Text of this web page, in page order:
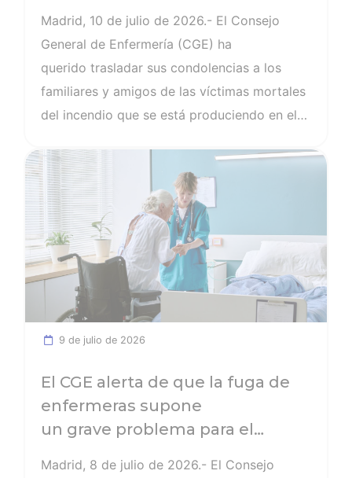
el caso de encontrarse cerca de
Madrid, 10 de julio de 2026.- El Consejo
General de Enfermería (CGE) ha
querido trasladar sus condolencias a los
familiares y amigos de las víctimas mortales
del incendio que se está produciendo en el
expresado su profundo dolor por la
situación que se está viviendo en la
provincia con más de 20 desaparecidos.
9 de julio de 2026
El CGE alerta de que la fuga de
enfermeras supone
un grave problema para el
Madrid, 8 de julio de 2026.- El Consejo
Ver noticia